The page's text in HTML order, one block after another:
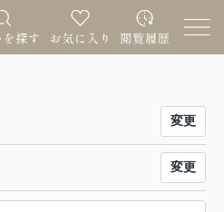
変更
変更